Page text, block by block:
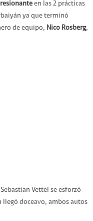
en las 2 prácticas
ya que terminó
de equipo, Nico Rosberg,
Vettel se esforzó
llegó doceavo, ambos autos